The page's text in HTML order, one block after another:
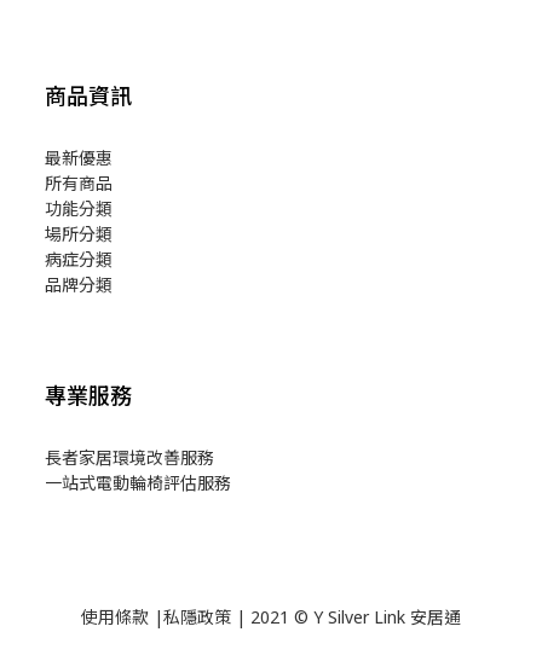
商品資訊
最新優惠
所有商品
功能分類
場所分類
病症分類
品牌分類
專業服務
長者家居環境改善服務
一站式電動輪椅評估服務
使用條款 |私隱政策 | 2021 © Y Silver Link 安居通